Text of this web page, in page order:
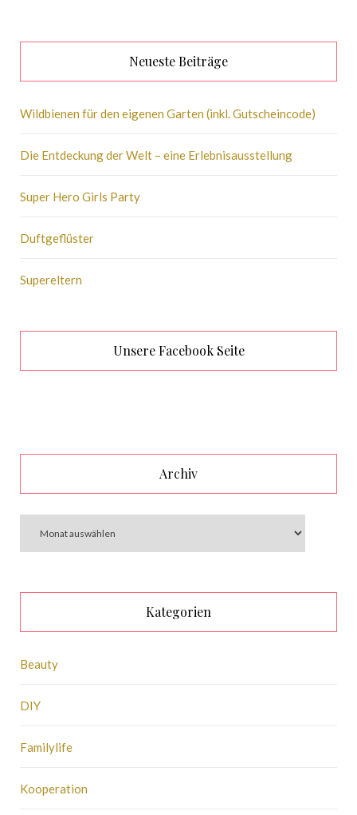
Neueste Beiträge
Wildbienen für den eigenen Garten (inkl. Gutscheincode)
Die Entdeckung der Welt – eine Erlebnisausstellung
Super Hero Girls Party
Duftgeflüster
Supereltern
Unsere Facebook Seite
Archiv
Kategorien
Beauty
DIY
Familylife
Kooperation